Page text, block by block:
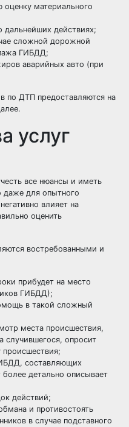
оценку материального
дальнейших действиях;
сложной дорожной
ГИБДД;
аварийных авто (при
по ДТП предоставляются на
услуг
все нюансы и иметь
даже для опытного
влияет на
оценить
востребованными и
прибудет на место
ГИБДД);
в такой сложный
места происшествия,
случившегося, опросит
происшествия;
составляющих
более детально описывает
действий;
и противостоять
в случае подставного